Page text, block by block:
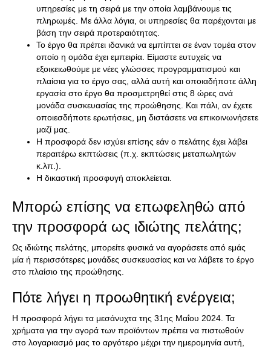
υπηρεσίες με τη σειρά με την οποία λαμβάνουμε τις
πληρωμές. Με άλλα λόγια, οι υπηρεσίες θα παρέχονται με
βάση την σειρά προτεραιότητας.
Το έργο θα πρέπει ιδανικά να εμπίπτει σε έναν τομέα στον
οποίο η ομάδα έχει εμπειρία. Είμαστε ευτυχείς να
εξοικειωθούμε με νέες γλώσσες προγραμματισμού και
πλαίσια για το έργο σας, αλλά αυτή και οποιαδήποτε άλλη
εργασία στο έργο θα προσμετρηθεί στις 8 ώρες ανά
μονάδα συσκευασίας της προώθησης. Και πάλι, αν έχετε
οποιεσδήποτε ερωτήσεις, μη διστάσετε να επικοινωνήσετε
μαζί μας.
Η προσφορά δεν ισχύει επίσης εάν ο πελάτης έχει λάβει
περαιτέρω εκπτώσεις (π.χ. εκπτώσεις μεταπωλητών
κ.λπ.).
Η δικαστική προσφυγή αποκλείεται.
Μπορώ επίσης να επωφεληθώ από
την προσφορά ως ιδιώτης πελάτης;
Ως ιδιώτης πελάτης, μπορείτε φυσικά να αγοράσετε από εμάς
μία ή περισσότερες μονάδες συσκευασίας και να λάβετε το έργο
στο πλαίσιο της προώθησης.
Πότε λήγει η προωθητική ενέργεια;
Η προσφορά λήγει τα μεσάνυχτα της 31ης Μαΐου 2024. Τα
χρήματα για την αγορά των προϊόντων πρέπει να πιστωθούν
στο λογαριασμό μας το αργότερο μέχρι την ημερομηνία αυτή,